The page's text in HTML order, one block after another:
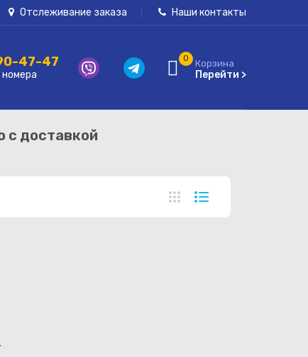
Отслеживание заказа Наши контакты
47-47
номера
0 Корзина
Перейти >
с доставкой